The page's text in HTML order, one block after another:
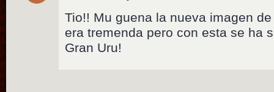
Tio!! Mu guena la nueva imagen
era tremenda pero con esta se ha
Gran Uru!